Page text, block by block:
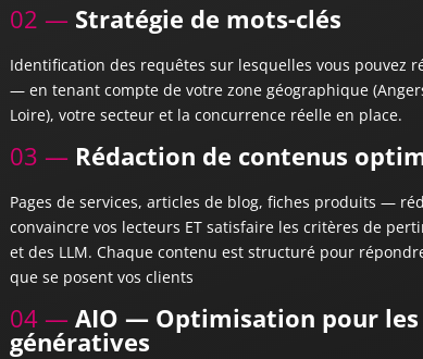
02 — Stratégie de mots-clés
Identification des requêtes sur lesquelles vous pouvez
— en tenant compte de votre zone géographique
Loire), votre secteur et la concurrence réelle en place.
03 — Rédaction de contenus
Pages de services, articles de blog, fiches produits —
convaincre vos lecteurs ET satisfaire les critères de
et des LLM. Chaque contenu est structuré pour
que se posent vos clients
04 — AIO — Optimisation pour les
génératives